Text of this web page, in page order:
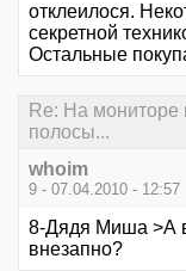
отклеилося.
секретной
Остальные
Re: На мониторе
полосы...
whoim
9 - 07.04.2010 - 12:57
8-Дядя Миша >А
внезапно?